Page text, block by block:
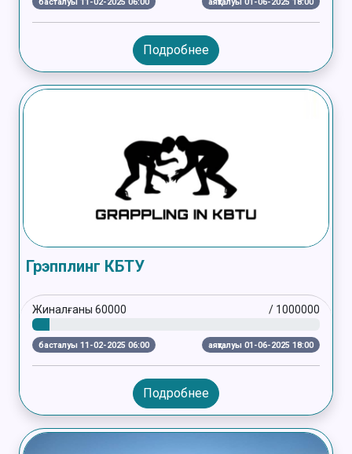
Подробнее
Грэпплинг КБТУ
Жиналғаны 60000 / 1000000
басталуы 11-02-2025 06:00 аяқталуы 01-06-2025 18:00
Подробнее